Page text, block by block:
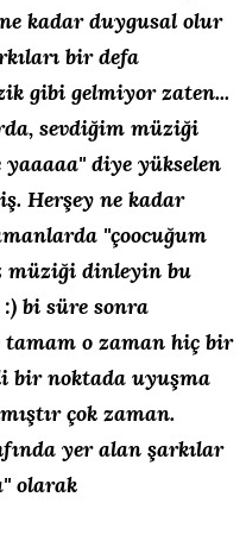
kadar duygusal olur
bir defa
gibi gelmiyor zaten...
sevdiğim müziği
diye yükselen
Herşey ne kadar
''çoocuğum
müziği dinleyin bu
bi süre sonra
o zaman hiç bir
bir noktada uyuşma
çok zaman.
yer alan şarkılar
olarak